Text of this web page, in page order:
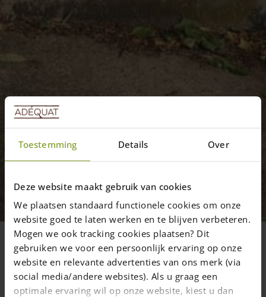
Toestemming Details Over
Deze website maakt gebruik van cookies
We plaatsen standaard functionele cookies om onze
website goed te laten werken en te blijven verbeteren.
Mogen we ook tracking cookies plaatsen? Dit
gebruiken we voor een persoonlijk ervaring op onze
website en relevante advertenties van ons merk (via
social media/andere websites). Als u graag een
optimale ervaring wil op onze website, kiest u dan
Installationsvideo Franske låger
En Fransk låge (rundtræslåge eller
rammelåge) er ikke svær at sætte op, men
vi råder altid vores kunder til at studere
denne installationsvideo